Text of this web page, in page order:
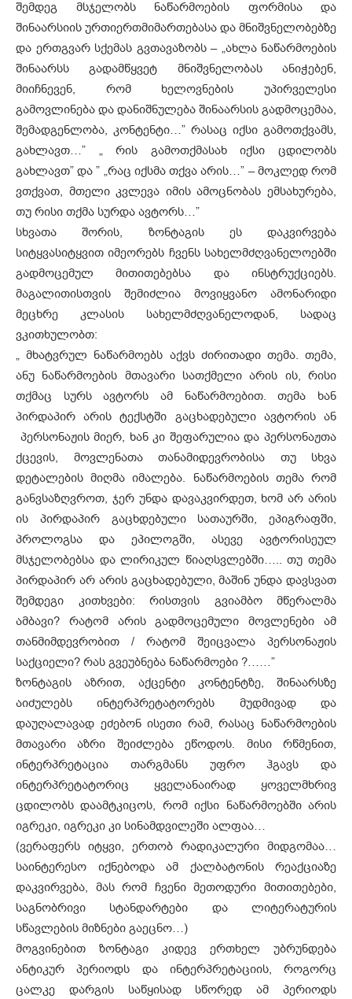
შემდეგ მსჯელობს ნაწარმოების ფორმისა და
შინაარსიის ურთიერთმიმართებასა და მნიშვნელობებზე
და ერთგვარ სქემას გვთავაზობს – „ახლა ნაწარმოების
შინაარსს გადამწყვეტ მნიშვნელობას ანიჭებენ,
მიიჩნევენ, რომ ხელოვნების უპირველესი
გამოვლინება და დანიშნულება შინაარსის გადმოცემაა,
შემადგენლობა, კონტენტი…” რასაც იქსი გამოთქვამს,
გახლავთ…” „ რის გამოთქმასახ იქსი ცდილობს
გახლავთ” და ” „რაც იქსმა თქვა არის…” – მოკლედ რომ
ვთქვათ, მთელი კვლევა იმის ამოცნობას ემსახურება,
თუ რისი თქმა სურდა ავტორს…”
სხვათა შორის, ზონტაგის ეს დაკვირვება
სიტყვასიტყვით იმეორებს ჩვენს სახელმძღვანელოებში
გადმოცემულ მითითებებსა და ინსტრუქციებს.
მაგალითისთვის შემიძლია მოვიყვანო ამონარიდი
მეცხრე კლასის სახელმძღვანელოდან, სადაც
ვკითხულობთ:
„ მხატვრულ ნაწარმოებს აქვს ძირითადი თემა. თემა,
ანუ ნაწარმოების მთავარი სათქმელი არის ის, რისი
თქმაც სურს ავტორს ამ ნაწარმოებით. თემა ხან
პირდაპირ არის ტექსტში გაცხადებული ავტორის ან
პერსონაჟის მიერ, ხან კი შეფარულია და პერსონაჟთა
ქცევის, მოვლენათა თანამიდევრობისა თუ სხვა
დეტალების მიღმა იმალება. ნაწარმოების თემა რომ
განვსაზღვროთ, ჯერ უნდა დავაკვირდეთ, ხომ არ არის
ის პირდაპირ გაცხდებული სათაურში, ეპიგრაფში,
პროლოგსა და ეპილოგში, ასევე ავტორისეულ
მსჯელობებსა და ლირიკულ წიაღსვლებში….. თუ თემა
პირდაპირ არ არის გაცხადებული, მაშინ უნდა დავსვათ
შემდეგი კითხვები: რისთვის გვიამბო მწერალმა
ამბავი? რატომ არის გადმოცემული მოვლენები ამ
თანმიმდევრობით / რატომ შეიცვალა პერსონაჟის
საქციელი? რას გვეუბნება ნაწარმოები ?……”
ზონტაგის აზრით, აქცენტი კონტენტზე, შინაარსზე
აიძულებს ინტერპრეტატორებს მუდმივად და
დაუღალავად ეძებონ ისეთი რამ, რასაც ნაწარმოების
მთავარი აზრი შეიძლება ეწოდოს. მისი რწმენით,
ინტერპრეტაცია თარგმანს უფრო ჰგავს და
ინტერპრეტატორიც ყველანაირად ყოველმხრივ
ცდილობს დაამტკიცოს, რომ იქსი ნაწარმოებში არის
იგრეკი, იგრეკი კი სინამდვილეში ალფაა…
(ვერაფერს იტყვი, ერთობ რადიკალური მიდგომაა…
საინტერესო იქნებოდა ამ ქალბატონის რეაქციაზე
დაკვირვება, მას რომ ჩვენი მეთოდური მითითებები,
საგნობრივი სტანდარტები და ლიტერატურის
სწავლების მიზნები გაეცნო…)
მოგვინებით ზონტაგი კიდევ ერთხელ უბრუნდება
ანტიკურ პერიოდს და ინტერპრეტაციის, როგორც
ცალკე დარგის საწყისად სწორედ ამ პერიოდს